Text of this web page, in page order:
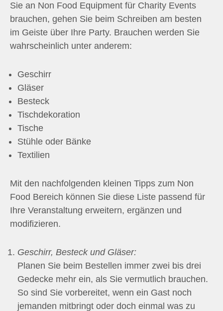
Sie an Non Food Equipment für Charity Events
brauchen, gehen Sie beim Schreiben am besten
im Geiste über Ihre Party. Brauchen werden Sie
wahrscheinlich unter anderem:
Geschirr
Gläser
Besteck
Tischdekoration
Tische
Stühle oder Bänke
Textilien
Mit den nachfolgenden kleinen Tipps zum Non
Food Bereich können Sie diese Liste passend für
Ihre Veranstaltung erweitern, ergänzen und
modifizieren.
Geschirr, Besteck und Gläser:
Planen Sie beim Bestellen immer zwei bis drei
Gedecke mehr ein, als Sie vermutlich brauchen.
So sind Sie vorbereitet, wenn ein Gast noch
jemanden mitbringt oder doch einmal was zu